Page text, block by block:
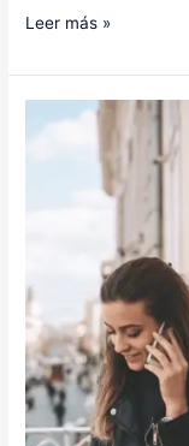
Leer más »
personales
de
las
de
tu
negocio.